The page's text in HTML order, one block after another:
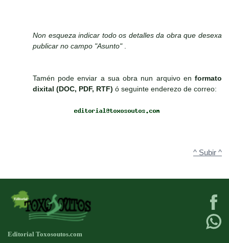
Non esqueza indicar todo os detalles da obra que desexa
publicar no campo "Asunto" .
Tamén pode enviar a sua obra nun arquivo en formato
dixital (DOC, PDF, RTF) ó seguinte enderezo de correo:
^ Subir ^
Editorial Toxosoutos.com